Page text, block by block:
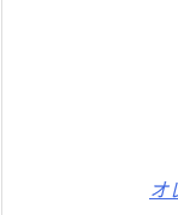
オ